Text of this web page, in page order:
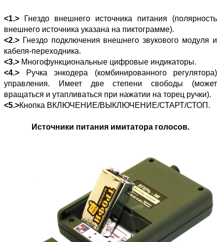
<1.> Гнездо внешнего источника питания (полярность
внешнего источника указана на пиктограмме).
<2.> Гнездо подключения внешнего звукового модуля и
кабеля-переходника.
<3.> Многофункциональные цифровые индикаторы.
<4.> Ручка энкодера (комбинированного регулятора)
управления. Имеет две степени свободы (может
вращаться и утапливаться при нажатии на торец ручки).
<5.>Кнопка ВКЛЮЧЕНИЕ/ВЫКЛЮЧЕНИЕ/СТАРТ/СТОП.
Источники питания имитатора голосов.